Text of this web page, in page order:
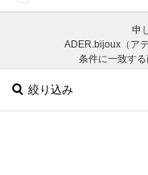
申
ADER.bijoux（ア
条件に一致する
絞り込み